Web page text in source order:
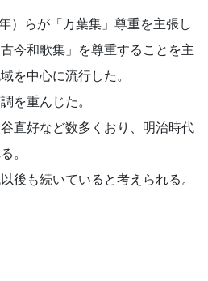
）らが「万葉集」尊重を主張し
今和歌集」を尊重することを主
を中心に流行した。
を重んじた。
直好など数多くおり、明治時代
。
後も続いていると考えられる。